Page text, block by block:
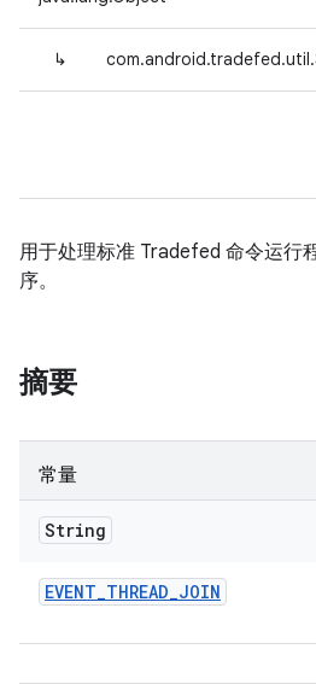
↳
用于处理标准 Tradefed 命令运行
序。
摘要
常量
String
EVENT_THREAD_JOIN